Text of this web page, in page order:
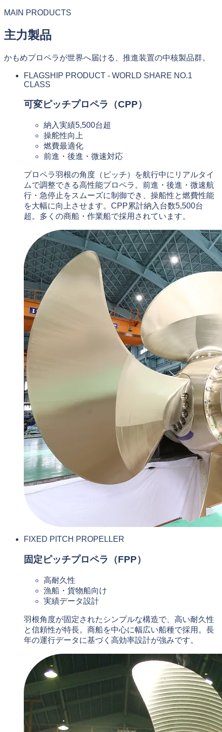
MAIN PRODUCTS
主力製品
かもめプロペラが世界へ届ける、推進装置の中核製品群。
FLAGSHIP PRODUCT - WORLD SHARE NO.1
CLASS
可変ピッチプロペラ（CPP）
納入実績5,500台超
操舵性向上
燃費最適化
前進・後進・微速対応
プロペラ羽根の角度（ピッチ）を航行中にリアルタイ
ムで調整できる高性能プロペラ。前進・後進・微速航
行・急停止をスムーズに制御でき、操船性と燃費性能
を大幅に向上させます。CPP累計納入台数5,500台
超。多くの商船・作業船で採用されています。
FIXED PITCH PROPELLER
固定ピッチプロペラ（FPP）
高耐久性
漁船・貨物船向け
実績データ設計
羽根角度が固定されたシンプルな構造で、高い耐久性
と信頼性が特長。商船を中心に幅広い船種で採用。長
年の運行データに基づく高効率設計が強みです。